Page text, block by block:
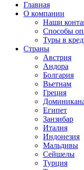
Главная
О компании
Наши
Способы
Туры в
Страны
Австрия
Андора
Болгария
Вьетнам
Греция
Египет
Занзибар
Италия
Индонезия
Мальдивы
Сейшелы
Турция